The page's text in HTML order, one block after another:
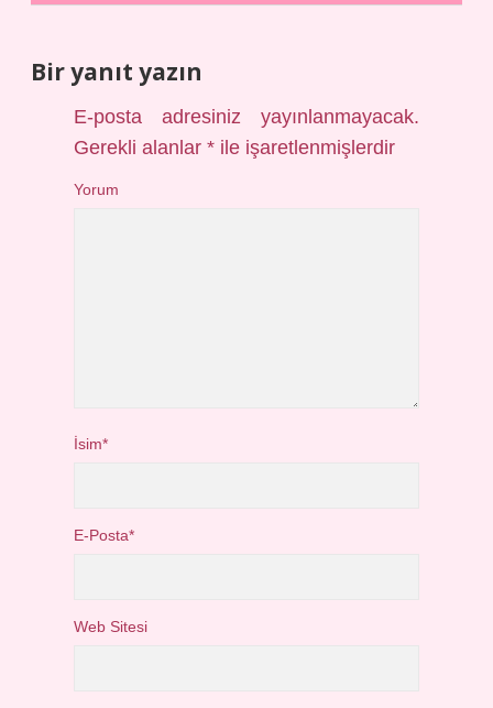
Bir yanıt yazın
E-posta adresiniz yayınlanmayacak.
Gerekli alanlar* ile işaretlenmişlerdir
Yorum
İsim*
E-Posta*
Web Sitesi